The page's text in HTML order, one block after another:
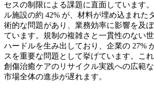
セスの制限による課題に直面しています
ル施設の約 42% が、材料が埋め込まれた
術的な問題があり、業務効率に影響を及
ています。規制の複雑さと一貫性のない
ハードルを生み出しており、企業の 27%
スを重要な問題として挙げています。こ
創傷治癒ケアのリサイクル実践への広範な
市場全体の進歩が遅れます。